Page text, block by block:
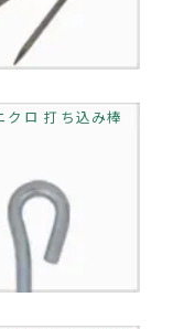
クロ 打ち込み棒